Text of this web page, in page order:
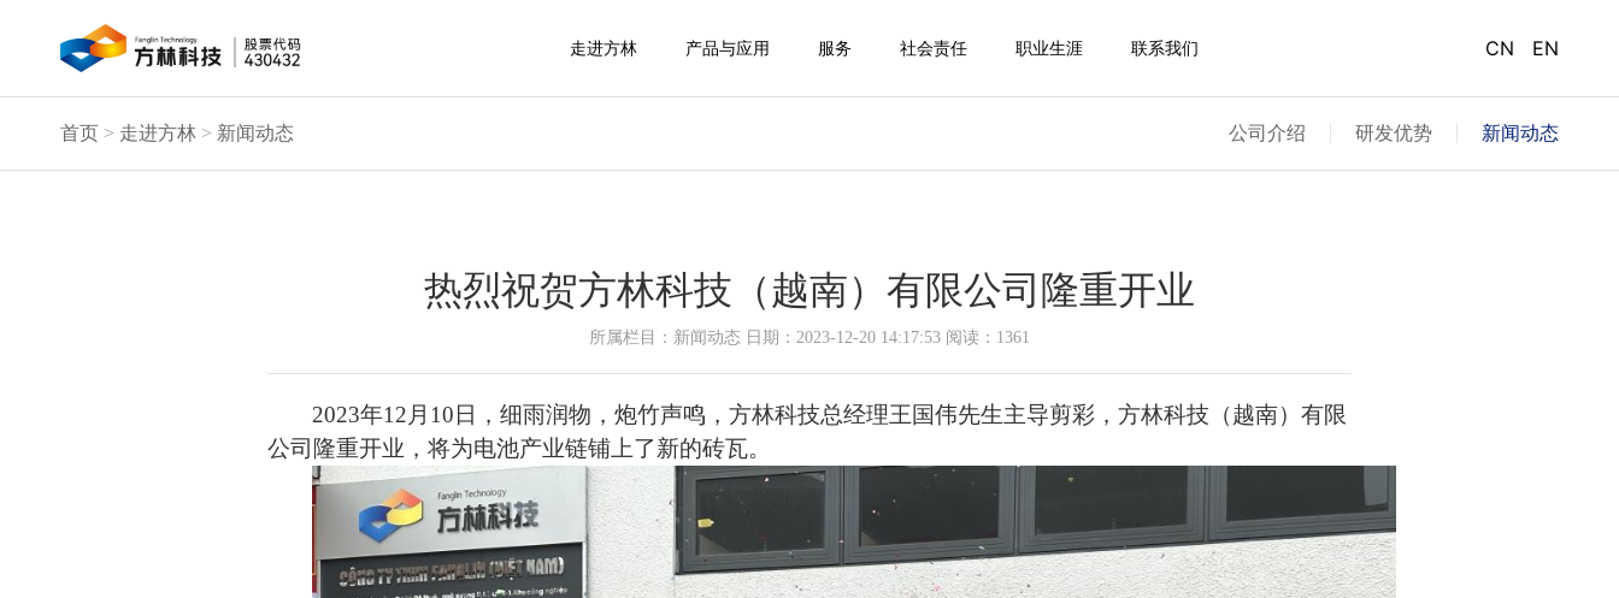
走进方林 产品与应用 服务 社会责任 职业生涯 联系我们 CN EN
公司介绍 研发优势 新闻动态
首页 > 走进方林 > 新闻动态
热烈祝贺方林科技（越南）有限公司隆重开业
所属栏目：新闻动态 日期：2023-12-20 14:17:53 阅读： 1361
2023年12月10日，细雨润物，炮竹声鸣，方林科技总经理王国伟先生主导剪彩，方林科技（越南）有限
公司隆重开业，将为电池产业链铺上了新的砖瓦。